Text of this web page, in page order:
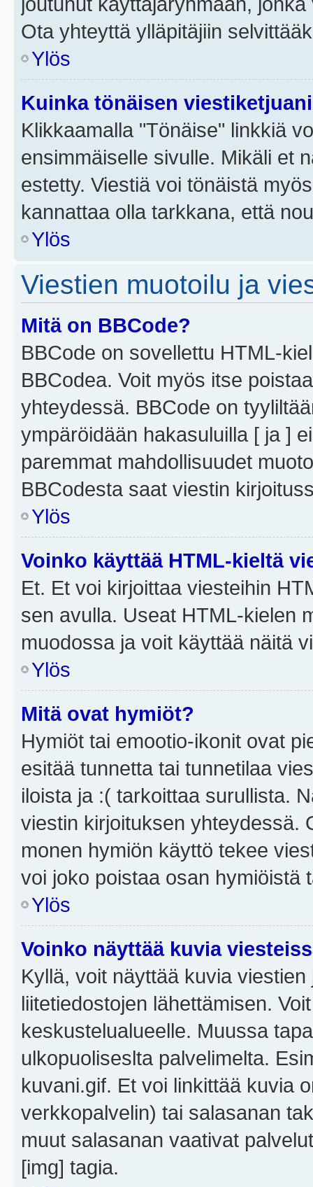
Ota yhteyttä ylläpitäjiin
Ylös
Kuinka tönäisen
Klikkaamalla "Tönäise" linkkiä
ensimmäiselle sivulle. Mikäli et
estetty. Viestiä voi tönäistä
kannattaa olla tarkkana, että
Ylös
Viestien muotoilu ja
Mitä on BBCode?
BBCode on sovellettu HTML-
BBCodea. Voit myös itse
yhteydessä. BBCode on
ympäröidään hakasuluilla [ ja ]
paremmat mahdollisuudet
BBCodesta saat viestin
Ylös
Voinko käyttää HTML-kieltä
Et. Et voi kirjoittaa viesteihin
sen avulla. Useat HTML-kielen
muodossa ja voit käyttää näitä
Ylös
Mitä ovat hymiöt?
Hymiöt tai emootio-ikonit ovat
esitää tunnetta tai tunnetilaa
iloista ja :( tarkoittaa surullista.
viestin kirjoituksen yhteydessä.
monen hymiön käyttö tekee
voi joko poistaa osan hymiöistä
Ylös
Voinko näyttää kuvia
Kyllä, voit näyttää kuvia
liitetiedostojen lähettämisen.
keskustelualueelle. Muussa
ulkopuoliseslta palvelimelta.
kuvani.gif. Et voi linkittää kuvia
verkkopalvelin) tai salasanan
muut salasanan vaativat
[img] tagia.